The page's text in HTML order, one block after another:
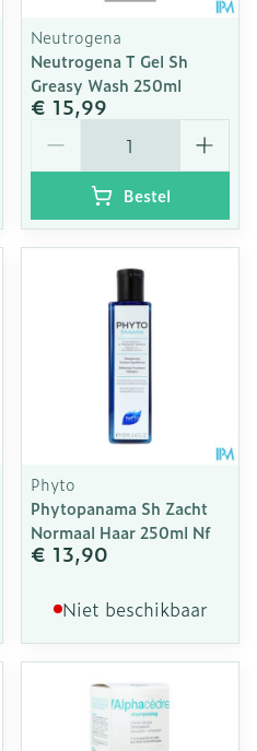
Neutrogena
Neutrogena T Gel Sh
Greasy Wash 250ml
€ 15,99
Bestel
Phyto
Phytopanama Sh Zacht
Normaal Haar 250ml Nf
€ 13,90
Niet beschikbaar